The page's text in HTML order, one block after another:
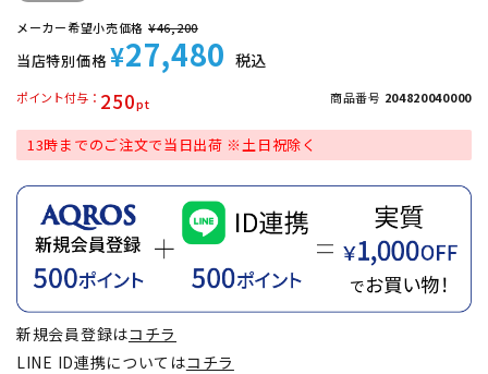
メーカー希望小売価格 ¥46,200
当店特別価格 ¥27,480 税込
250
ポイント付与 商品番号 204820040000
13時までのご注文で当日出荷 ※土日祝除く
新規会員登録はコチラ
LINE ID連携についてはコチラ